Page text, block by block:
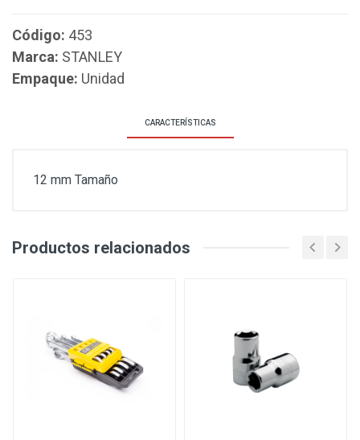
Código: 453
Marca: STANLEY
Empaque: Unidad
CARACTERÍSTICAS
12 mm Tamaño
Productos relacionados